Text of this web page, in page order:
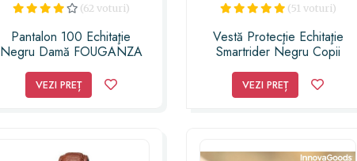
(62 voturi)
Pantalon 100 Echitaţie
Negru Damă FOUGANZA
VEZI PREȚ
(51 voturi)
Vestă Protecţie Echitaţie
Smartrider Negru Copii
VEZI PREȚ